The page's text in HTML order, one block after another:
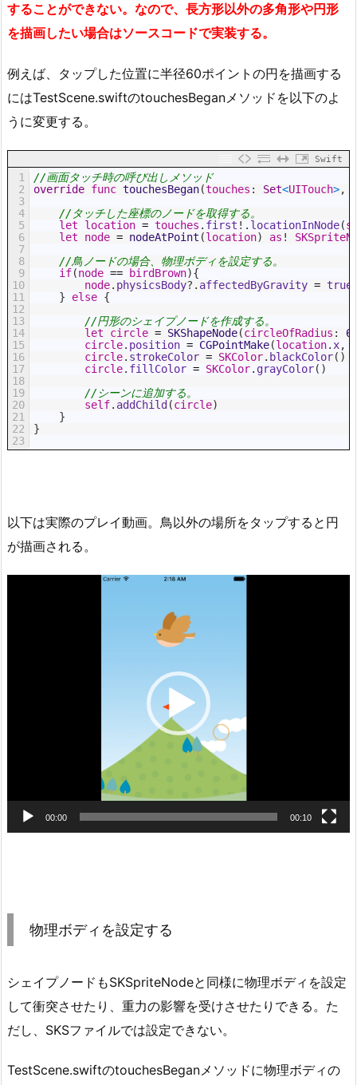
することができない。なので、長方形以外の多角形や円形
を描画したい場合はソースコードで実装する。
例えば、タップした位置に半径60ポイントの円を描画する
にはTestScene.swiftのtouchesBeganメソッドを以下のよ
うに変更する。
Swift
1
2
3
4
5
6
7
8
9
10
11
12
13
14
15
16
17
18
19
20
21
22
23
//画面タッチ時の呼び出しメソッド
override func touchesBegan(touches : Set<UITouch>,
//タッチした座標のノードを取得する。
let
location = touches . first ! . locationInNode(
let
node = nodeAtPoint (location) as !
//鳥ノードの場合、物理ボディを設定する。
if(node == birdBrown){
node. physicsBody? . affectedByGravity = true
}
else {
//円形のシェイプノードを作成する。
let
circle = SKShapeNode(circleOfRadius :
circle. position = CGPointMake(location. x,
circle. strokeColor = SKColor. blackColor( )
circle. fillColor = SKColor. grayColor( )
//シーンに追加する。
self. addChild (circle)
}
}
以下は実際のプレイ動画。鳥以外の場所をタップすると円
が描画される。
00:00 00:10
物理ボディを設定する
シェイプノードもSKSpriteNodeと同様に物理ボディを設定
して衝突させたり、重力の影響を受けさせたりできる。た
だし、SKSファイルでは設定できない。
TestScene.swiftのtouchesBeganメソッドに物理ボディの